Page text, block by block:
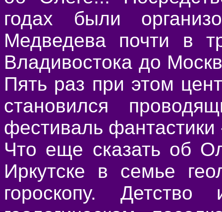
годах были
Медведева почти в
Владивостока до
Пять раз при этом
становился
фестиваль фантастики
Что еще сказать об
Иркутске в семье
гороскопу.